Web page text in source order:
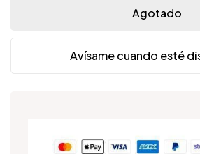
Agotado
Avísame cuando esté